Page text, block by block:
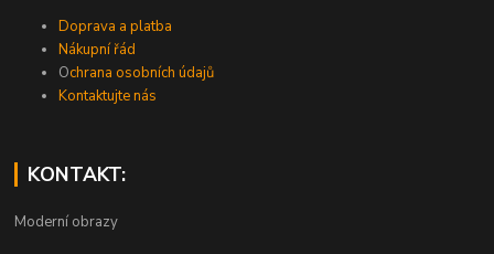
Doprava a platba
Nákupní řád
Ochrana osobních údajů
Kontaktujte nás
KONTAKT:
Moderní obrazy